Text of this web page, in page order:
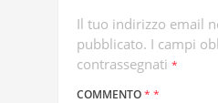
Il tuo indirizzo email
pubblicato. I campi
contrassegnati *
COMMENTO* *